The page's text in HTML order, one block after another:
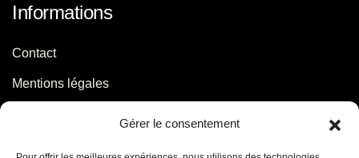
Gérer le consentement
Informations
Contact
Mentions légales